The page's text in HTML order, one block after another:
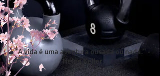
"A vida é uma aventura ousada ou nada." -
Helen Keller